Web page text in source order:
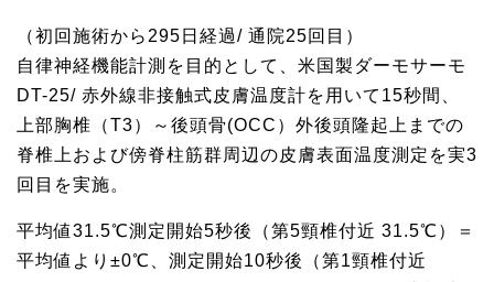
（初回施術から295日経過/ 通院25回目）
自律神経機能計測を目的として、米国製ダーモサーモ
DT-25/ 赤外線非接触式皮膚温度計を用いて15秒間、
上部胸椎（T3）～後頭骨(OCC）外後頭隆起上までの
脊椎上および傍脊柱筋群周辺の皮膚表面温度測定を実3
回目を実施。
平均値31.5℃測定開始5秒後（第5頸椎付近 31.5℃）＝
平均値より±0℃、測定開始10秒後（第1頸椎付近